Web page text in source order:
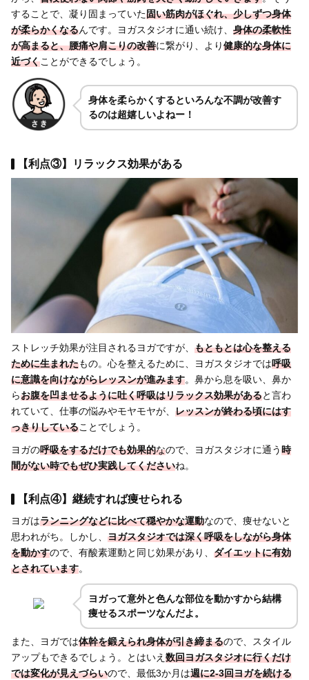
することで、凝り固まっていた固い筋肉がほぐれ、少しずつ身体
が柔らかくなるんです。ヨガスタジオに通い続け、 身体の柔軟性
が高まると、腰痛や肩こりの改善に繋がり、より健康的な身体に
近づくことができるでしょう。
身体を柔らかくするといろんな不調が改善す
るのは超嬉しいよねー！
【利点③】リラックス効果がある
ストレッチ効果が注目されるヨガですが、 もともとは心を整える
ために生まれたもの。心を整えるために、ヨガスタジオでは呼吸
に意識を向けながらレッスンが進みます。鼻から息を吸い、鼻か
らお腹を凹ませるように吐く呼吸はリラックス効果があると言わ
れていて、仕事の悩みやモヤモヤが、 レッスンが終わる頃にはす
っきりしていることでしょう。
ヨガの呼吸をするだけでも効果的なので、ヨガスタジオに通う時
間がない時でもぜひ実践してくださいね。
【利点④】継続すれば痩せられる
ヨガはランニングなどに比べて穏やかな運動なので、痩せないと
思われがち。しかし、 ヨガスタジオでは深く呼吸をしながら身体
を動かすので、有酸素運動と同じ効果があり、 ダイエットに有効
とされています。
ヨガって意外と色んな部位を動かすから結構
痩せるスポーツなんだよ。
また、ヨガでは体幹を鍛えられ身体が引き締まるので、スタイル
アップもできるでしょう。とはいえ 数回ヨガスタジオに行くだけ
では変化が見えづらいので、最低3か月は週に2-3回ヨガを続ける